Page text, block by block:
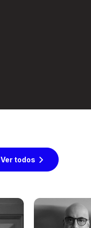
Ver todos